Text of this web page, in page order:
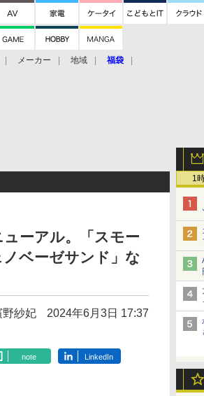
メーカー 地域 福袋
1
ーアル。「スモー
ベーゼサンド」な
野紗妃 2024年6月3日 17:37
note LinkedIn